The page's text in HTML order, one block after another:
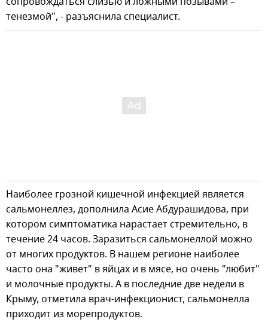
тенезмой", - разъяснила специалист.
Наиболее грозной кишечной инфекцией является
сальмонеллез, дополнила Асие Абдурашидова, при
котором симптоматика нарастает стремительно, в
течение 24 часов. Заразиться сальмонеллой можно
от многих продуктов. В нашем регионе наиболее
часто она "живет" в яйцах и в мясе, но очень "любит"
и молочные продукты. А в последние две недели в
Крыму, отметила врач-инфекционист, сальмонелла
приходит из морепродуктов.